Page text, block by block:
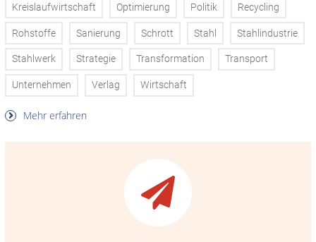
Kreislaufwirtschaft Optimierung Politik Recycling
Rohstoffe Sanierung Schrott Stahl Stahlindustrie
Stahlwerk Strategie Transformation Transport
Unternehmen Verlag Wirtschaft
Mehr erfahren